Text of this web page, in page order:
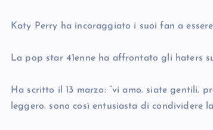
Katy Perry ha incoraggiato i suoi fan a
La pop star 41enne ha affrontato gli haters
Ha scritto il 13 marzo: “vi amo. siate gentili.
leggero. sono così entusiasta di condividere